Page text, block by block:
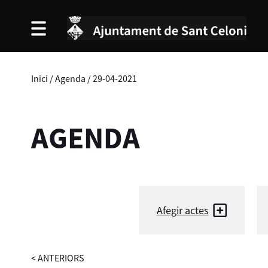
Inici /Agenda /29-04-2021
AGENDA
Afegir actes
<ANTERIORS